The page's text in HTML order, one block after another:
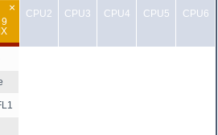
×
9
CPU2 CPU3 CPU4 CPU5 CPU6